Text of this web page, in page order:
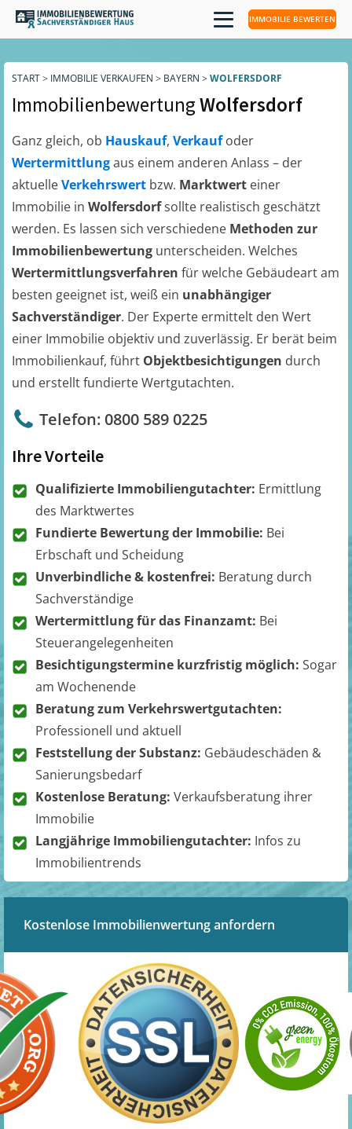
IMMOBILIE BEWERTEN
START> IMMOBILIE VERKAUFEN > BAYERN > WOLFERSDORF
ImmobilienbewertungWolfersdorf
Ganz gleich, ob Hauskauf, Verkaufoder
Wertermittlungaus einem anderen Anlass – der
aktuelleVerkehrswert bzw. Marktwert einer
Immobilie in Wolfersdorfsollte realistisch geschätzt
werden. Es lassen sich verschiedene Methoden zur
Immobilienbewertung unterscheiden. Welches
Wertermittlungsverfahren für welche Gebäudeart am
besten geeignet ist, weiß ein unabhängiger
Sachverständiger. Der Experte ermittelt den Wert
einer Immobilie objektiv und zuverlässig. Er berät beim
Immobilienkauf, führt Objektbesichtigungen durch
und erstellt fundierte Wertgutachten.
Telefon: 0800 589 0225
Ihre Vorteile
Qualifizierte Immobiliengutachter: Ermittlung
des Marktwertes
Fundierte Bewertung der Immobilie: Bei
Erbschaft und Scheidung
Unverbindliche & kostenfrei: Beratung durch
Sachverständige
Wertermittlung für das Finanzamt: Bei
Steuerangelegenheiten
Besichtigungstermine kurzfristig möglich: Sogar
am Wochenende
Beratung zum Verkehrswertgutachten:
Professionell und aktuell
Feststellung der Substanz: Gebäudeschäden &
Sanierungsbedarf
Kostenlose Beratung: Verkaufsberatung ihrer
Immobilie
Langjährige Immobiliengutachter: Infos zu
Immobilientrends
Kostenlose Immobilienwertung anfordern